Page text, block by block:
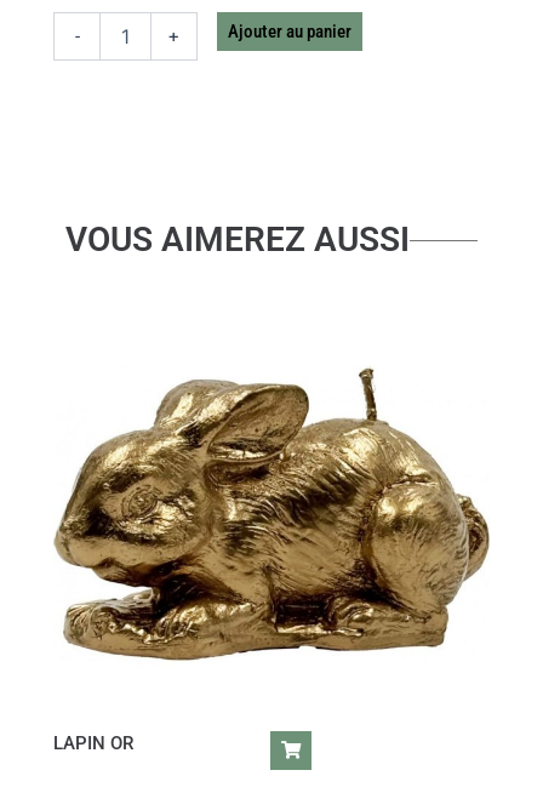
- + Ajouter au panier
VOUS AIMEREZ AUSSI
LAPIN OR